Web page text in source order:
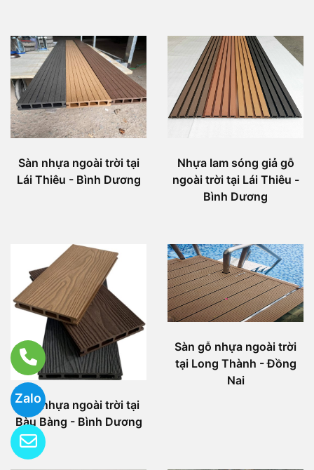
Zalo
Sàn nhựa ngoài trời tại
Lái Thiêu - Bình Dương
Nhựa lam sóng giả gỗ
ngoài trời tại Lái Thiêu -
Bình Dương
Sàn nhựa ngoài trời tại
Bàu Bàng - Bình Dương
Sàn gỗ nhựa ngoài trời
tại Long Thành - Đồng
Nai